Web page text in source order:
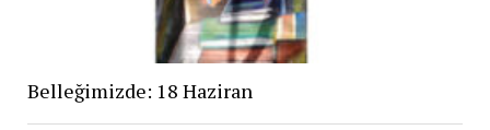
Belleğimizde: 18 Haziran